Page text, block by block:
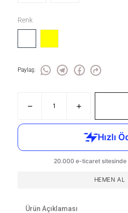
Renk
Paylaş:
HEMEN AL
Ürün Açıklaması